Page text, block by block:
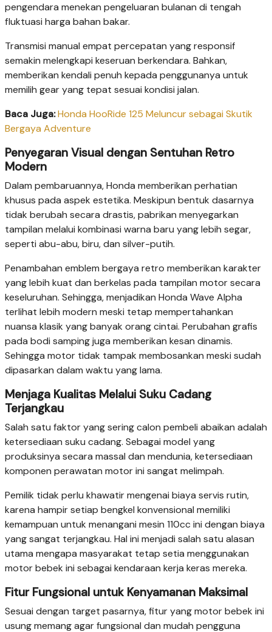
pengendara menekan pengeluaran bulanan di tengah
fluktuasi harga bahan bakar.
Transmisi manual empat percepatan yang responsif
semakin melengkapi keseruan berkendara. Bahkan,
memberikan kendali penuh kepada penggunanya untuk
memilih gear yang tepat sesuai kondisi jalan.
Baca Juga:Honda HooRide 125 Meluncur sebagai Skutik
Bergaya Adventure
Penyegaran Visual dengan Sentuhan Retro
Modern
Dalam pembaruannya, Honda memberikan perhatian
khusus pada aspek estetika. Meskipun bentuk dasarnya
tidak berubah secara drastis, pabrikan menyegarkan
tampilan melalui kombinasi warna baru yang lebih segar,
seperti abu-abu, biru, dan silver-putih.
Penambahan emblem bergaya retro memberikan karakter
yang lebih kuat dan berkelas pada tampilan motor secara
keseluruhan. Sehingga, menjadikan Honda Wave Alpha
terlihat lebih modern meski tetap mempertahankan
nuansa klasik yang banyak orang cintai. Perubahan grafis
pada bodi samping juga memberikan kesan dinamis.
Sehingga motor tidak tampak membosankan meski sudah
dipasarkan dalam waktu yang lama.
Menjaga Kualitas Melalui Suku Cadang
Terjangkau
Salah satu faktor yang sering calon pembeli abaikan adalah
ketersediaan suku cadang. Sebagai model yang
produksinya secara massal dan mendunia, ketersediaan
komponen perawatan motor ini sangat melimpah.
Pemilik tidak perlu khawatir mengenai biaya servis rutin,
karena hampir setiap bengkel konvensional memiliki
kemampuan untuk menangani mesin 110cc ini dengan biaya
yang sangat terjangkau. Hal ini menjadi salah satu alasan
utama mengapa masyarakat tetap setia menggunakan
motor bebek ini sebagai kendaraan kerja keras mereka.
Fitur Fungsional untuk Kenyamanan Maksimal
Sesuai dengan target pasarnya, fitur yang motor bebek ini
usung memang agar fungsional dan mudah pengguna